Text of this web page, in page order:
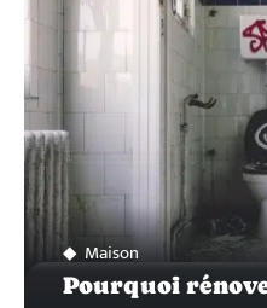
Maison
Pourquoi